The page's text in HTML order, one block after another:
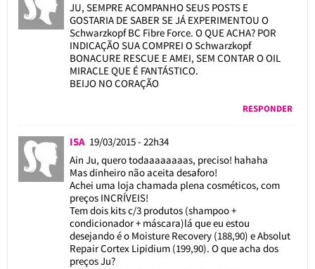
JU, SEMPRE ACOMPANHO SEUS POSTS E
GOSTARIA DE SABER SE JÁ EXPERIMENTOU O
Schwarzkopf BC Fibre Force. O QUE ACHA? POR
INDICAÇÃO SUA COMPREI O Schwarzkopf
BONACURE RESCUE E AMEI, SEM CONTAR O OIL
MIRACLE QUE É FANTÁSTICO.
BEIJO NO CORAÇÃO
RESPONDER
ISA 19/03/2015 - 22h34
Ain Ju, quero todaaaaaaaas, preciso! hahaha
Mas dinheiro não aceita desaforo!
Achei uma loja chamada plena cosméticos, com
preços INCRÍVEIS!
Tem dois kits c/3 produtos (shampoo +
condicionador + máscara)lá que eu estou
desejando é o Moisture Recovery (188,90) e Absolut
Repair Cortex Lipidium (199,90). O que acha dos
preços Ju?